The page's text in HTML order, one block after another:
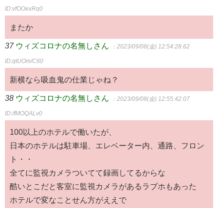
ID:vfOOexRq0
またか
37 ウィズコロナの名無しさん ：2023/09/08(金) 12:54:28.62
ID:qtUOm/C60
新横なら吸血鬼の仕業じゃね？
38 ウィズコロナの名無しさん ：2023/09/08(金) 12:55:42.07
ID:/fMOQALv0
100以上のホテルで働いたが、
日本のホテルは駐車場、エレベーター内、通路、フロン
ト・・
全てに監視カメラついてて録画してるからな
酷いとこだと客室に監視カメラがあるラブホもあった
ホテルで変なことせん方がええで